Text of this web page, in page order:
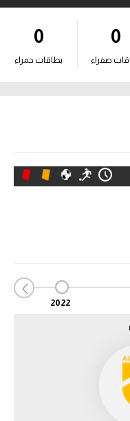
0
صفراء
0
بطاقات حمراء
2022